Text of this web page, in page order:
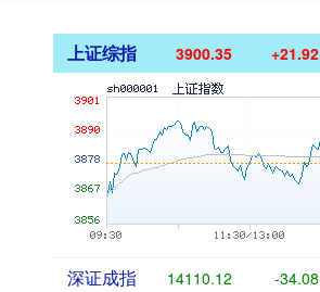
上证综指 3900.35 +21.92
深证成指 14110.12 -34.08